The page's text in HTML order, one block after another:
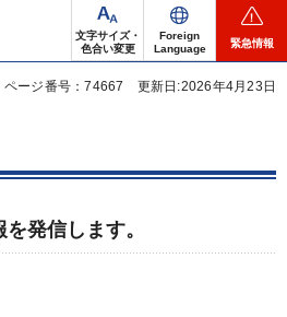
文字サイズ・
色合い変更
Foreign
Language
緊急情報
ページ番号：74667 更新日:2026年4月23日
発信します。